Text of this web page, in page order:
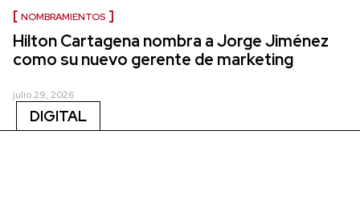
NOMBRAMIENTOS
Hilton Cartagena nombra a Jorge Jiménez
como su nuevo gerente de marketing
julio 29, 2026
DIGITAL